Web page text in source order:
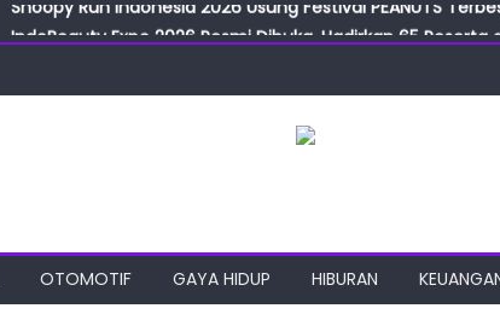
IndoBeauty Expo 2026 Resmi Dibuka, Hadirkan 65
IndoHealthcare Gakeslab Expo 2026 Resmi Digelar,
BRI Cabang Mega Kuningan Gulirkan Program Jumat
Snoopy Run Indonesia 2026 Usung Festival PEANUTS
OTOMOTIF GAYA HIDUP HIBURAN